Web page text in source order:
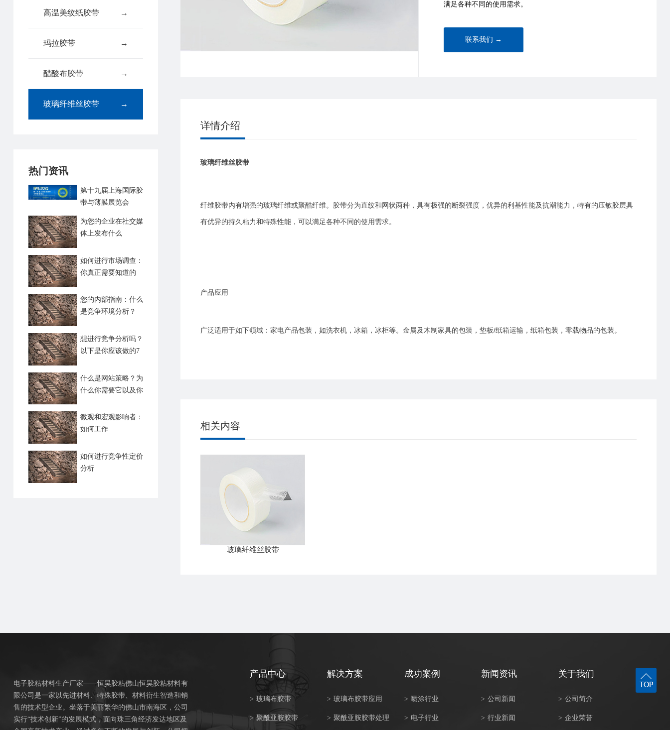
高温美纹纸胶带 →
玛拉胶带 →
醋酸布胶带 →
玻璃纤维丝胶带 →
热门资讯
第十九届上海国际胶
带与薄膜展览会
为您的企业在社交媒
体上发布什么
如何进行市场调查：
你真正需要知道的
您的内部指南：什么
是竞争环境分析？
想进行竞争分析吗？
以下是你应该做的7
什么是网站策略？为
什么你需要它以及你
微观和宏观影响者：
如何工作
如何进行竞争性定价
分析
满足各种不同的使用需求。
联系我们 →
详情介绍
玻璃纤维丝胶带
纤维胶带内有增强的玻璃纤维或聚酷纤维。胶带分为直纹和网状两种，具有极强的断裂强度，优异的利基性能及抗潮能力，特有的压敏胶层具
有优异的持久粘力和特殊性能，可以满足各种不同的使用需求。
产品应用
广泛适用于如下领域：家电产品包装，如洗衣机，冰箱，冰柜等。金属及木制家具的包装，垫板/纸箱运输，纸箱包装，零载物品的包装。
相关内容
玻璃纤维丝胶带
电子胶粘材料生产厂家——恒昊胶粘佛山恒昊胶粘材料有
限公司是一家以先进材料、特殊胶带、材料衍生智造和销
售的技术型企业。坐落于美丽繁华的佛山市南海区，公司
实行“技术创新”的发展模式，面向珠三角经济发达地区及
产品中心
> 玻璃布胶带
> 聚酰亚胺胶带
解决方案
> 玻璃布胶带应用
> 聚酰亚胺胶带处理
成功案例
> 喷涂行业
> 电子行业
新闻资讯
> 公司新闻
> 行业新闻
关于我们
> 公司简介
> 企业荣誉